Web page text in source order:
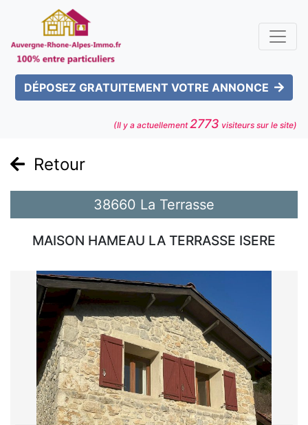
DÉPOSEZ GRATUITEMENT VOTRE ANNONCE
(Il y a actuellement2773 visiteurs sur le site)
Retour
38660 La Terrasse
MAISON HAMEAU LA TERRASSE ISERE